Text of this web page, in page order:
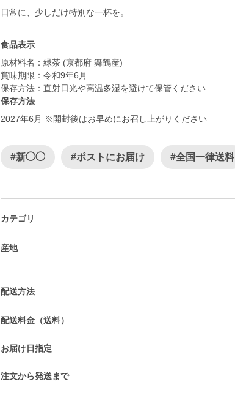
日常に、少しだけ特別な一杯を。
食品表示
原材料名：緑茶 (京都府 舞鶴産)
賞味期限：令和9年6月
保存方法：直射日光や高温多湿を避けて保管ください
保存方法
2027年6月 ※開封後はお早めにお召し上がりください
#新◯◯ #ポストにお届け #全国一律送料
カテゴリ
産地
配送方法
配送料金（送料）
お届け日指定
注文から発送まで